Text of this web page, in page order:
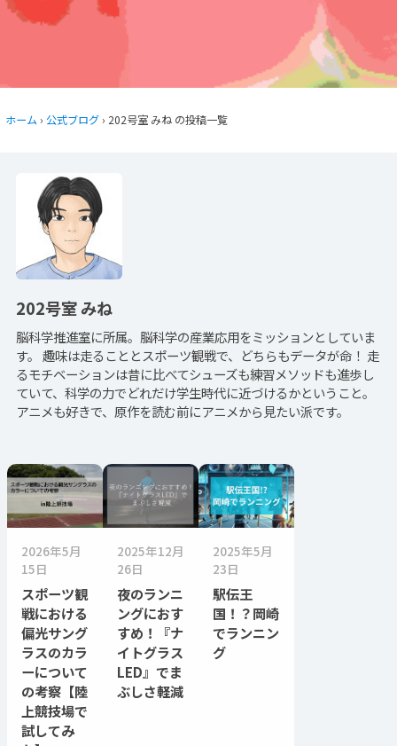
ホーム ›公式ブログ › 202号室 みね の投稿一覧
202号室 みね
脳科学推進室に所属。脳科学の産業応用をミッションとしていま
す。 趣味は走ることとスポーツ観戦で、どちらもデータが命！ 走
るモチベーションは昔に比べてシューズも練習メソッドも進歩し
ていて、科学の力でどれだけ学生時代に近づけるかということ。
アニメも好きで、原作を読む前にアニメから見たい派です。
2026年5月
15日
スポーツ観
戦における
偏光サング
ラスのカラ
ーについて
の考察【陸
上競技場で
試してみ
2025年12月
26日
夜のランニ
ングにおす
すめ！『ナ
イトグラス
LED』でま
ぶしさ軽減
2025年5月
23日
駅伝王
国！？岡崎
でランニン
グ